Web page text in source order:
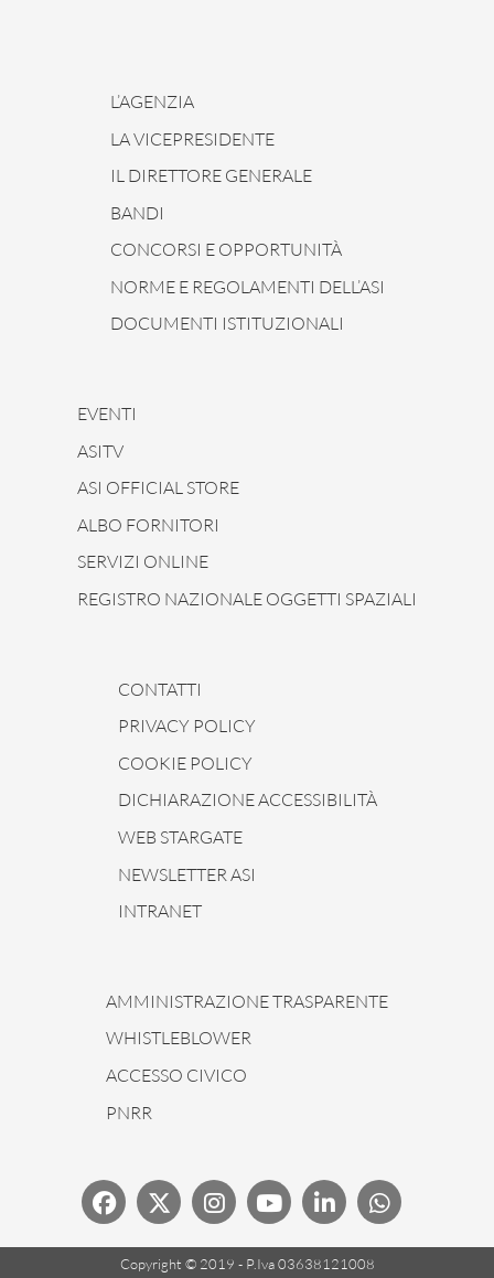
L’AGENZIA
LA VICEPRESIDENTE
IL DIRETTORE GENERALE
BANDI
CONCORSI E OPPORTUNITÀ
NORME E REGOLAMENTI DELL’ASI
DOCUMENTI ISTITUZIONALI
EVENTI
ASITV
ASI OFFICIAL STORE
ALBO FORNITORI
SERVIZI ONLINE
REGISTRO NAZIONALE OGGETTI SPAZIALI
CONTATTI
PRIVACY POLICY
COOKIE POLICY
DICHIARAZIONE ACCESSIBILITÀ
WEB STARGATE
NEWSLETTER ASI
INTRANET
AMMINISTRAZIONE TRASPARENTE
WHISTLEBLOWER
ACCESSO CIVICO
PNRR
Copyright © 2019 - P.Iva 03638121008